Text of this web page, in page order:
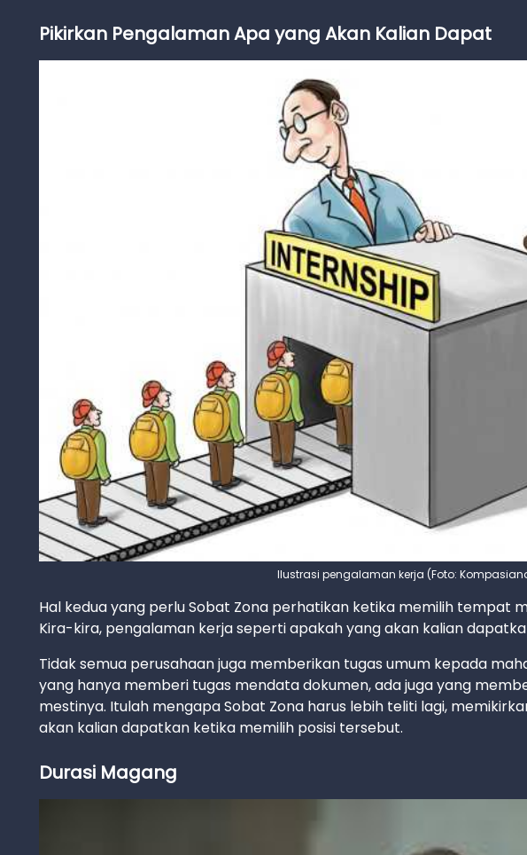
Pikirkan Pengalaman Apa yang Akan Kalian Dapat
Ilustrasi pengalaman kerja (Foto:
Hal kedua yang perlu Sobat Zona perhatikan ketika memilih tempat
Kira-kira, pengalaman kerja seperti apakah yang akan kalian
Tidak semua perusahaan juga memberikan tugas umum kepada
yang hanya memberi tugas mendata dokumen, ada juga yang
mestinya. Itulah mengapa Sobat Zona harus lebih teliti lagi,
akan kalian dapatkan ketika memilih posisi tersebut.
Durasi Magang